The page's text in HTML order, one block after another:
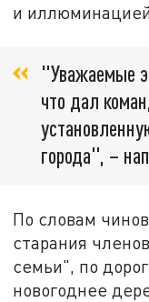
и
"Уважаемые
что дал
города", –
По словам
старания
семьи", по
новогоднее